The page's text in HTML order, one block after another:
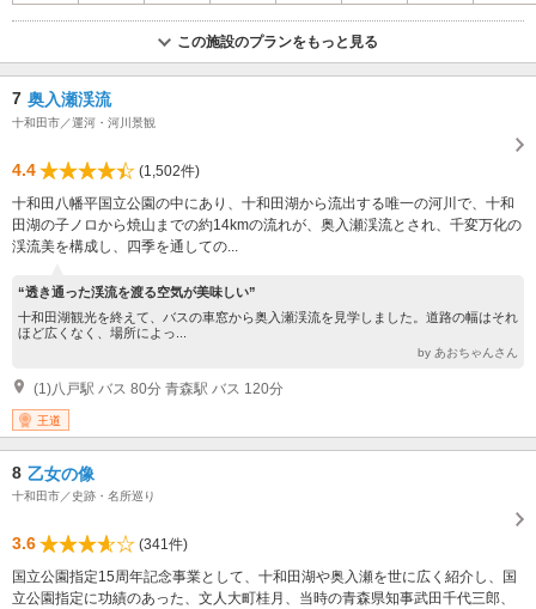
この施設のプランをもっと見る
7 奥入瀬渓流
十和田市／運河・河川景観
4.4
(1,502件)
十和田八幡平国立公園の中にあり、十和田湖から流出する唯一の河川で、十和
田湖の子ノロから焼山までの約14kmの流れが、奥入瀬渓流とされ、千変万化の
渓流美を構成し、四季を通しての...
“透き通った渓流を渡る空気が美味しい”
十和田湖観光を終えて、バスの車窓から奥入瀬渓流を見学しました。道路の幅はそれ
ほど広くなく、場所によっ...
by あおちゃんさん
(1)八戸駅 バス 80分 青森駅 バス 120分
王道
8 乙女の像
十和田市／史跡・名所巡り
3.6
(341件)
国立公園指定15周年記念事業として、十和田湖や奥入瀬を世に広く紹介し、国
立公園指定に功績のあった、文人大町桂月、当時の青森県知事武田千代三郎、